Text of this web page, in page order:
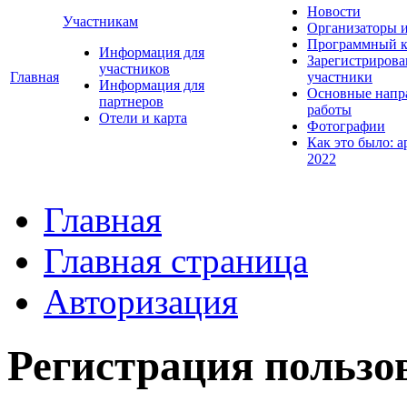
Главная
Участникам
Информация для
участников
Информация для
партнеров
Отели и карта
Новости
Организаторы
Программный
участники
Основные
работы
Фотографии
Как это было:
2022
Главная
Главная страница
Авторизация
Регистрация